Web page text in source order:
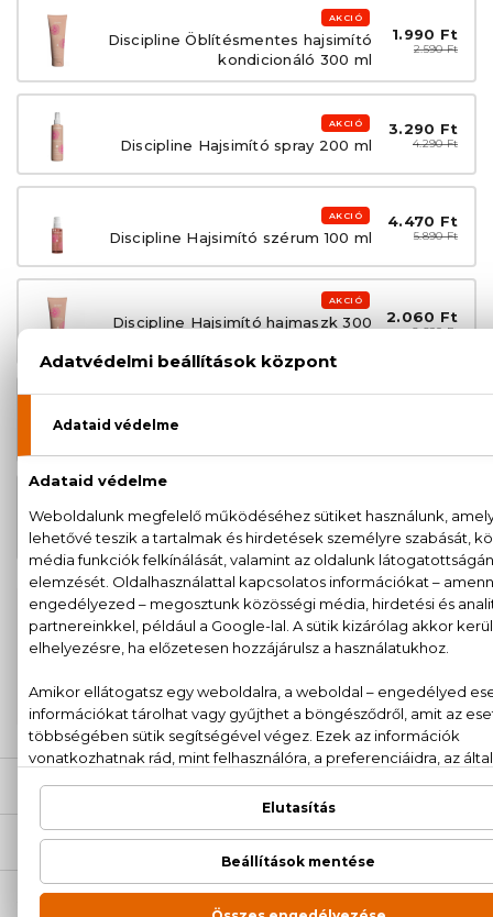
AKCIÓ
Discipline Öblítésmentes hajsimító
kondicionáló 300 ml
1.990 Ft
2.590 Ft
AKCIÓ
Discipline Hajsimító spray 200 ml
3.290 Ft
4.290 Ft
AKCIÓ
Discipline Hajsimító szérum 100 ml
4.470 Ft
5.890 Ft
AKCIÓ
Discipline Hajsimító hajmaszk 300
2.060 Ft
2.690 Ft
AKCIÓ
Discipline Hajsimító hajmaszk 1000
Discipline Hajsimító sampon 1000
ml
3.380 Ft
4.390 Ft
100% eredeti termékek,14 napos visszaküldési
garanciával
20 779 1924
LEÍRÁS
ÉRTÉKELÉSEK (0)
SZÁLLÍTÁS